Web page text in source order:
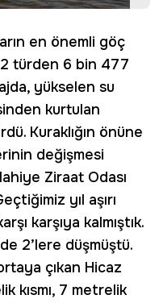
en önemli göç
türden 6 bin 477
yükselen su
kurtulan
Kuraklığın önüne
değişmesi
Ziraat Odası
yıl aşırı
karşıya kalmıştık.
2’lere düşmüştü.
çıkan Hicaz
kısmı, 7 metrelik